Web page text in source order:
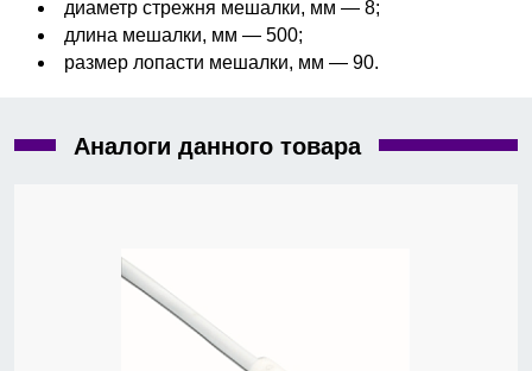
диаметр стрежня мешалки, мм — 8;
длина мешалки, мм — 500;
размер лопасти мешалки, мм — 90.
Аналоги данного товара